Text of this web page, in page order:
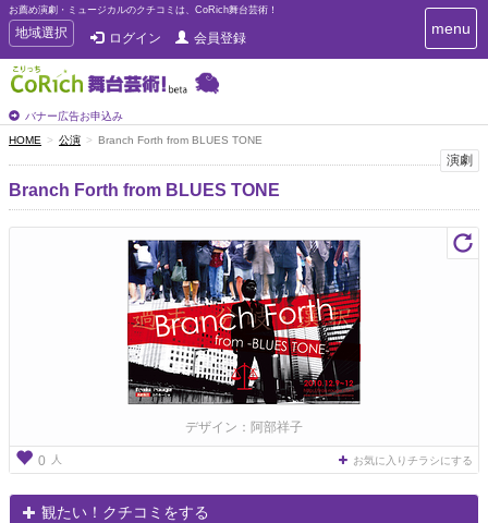
お薦め演劇・ミュージカルのクチコミは、CoRich舞台芸術！
T
o
g
g
e
n
a
v
i
地域選択 ログイン 会員登録
バナー広告お申込み
T
o
i
menu
HOME 公演 Branch Forth from BLUES TONE
演劇
Branch Forth from BLUES TONE
デザイン：阿部祥子
0 人 お気に入りチラシにする
観たい！クチコミをする